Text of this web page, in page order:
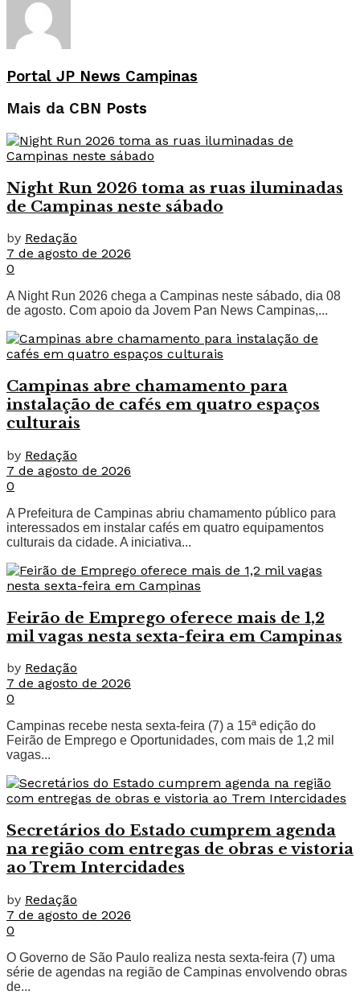
Portal JP News Campinas
Mais da CBN Posts
Night Run 2026 toma as ruas iluminadas
de Campinas neste sábado
by Redação
7 de agosto de 2026
0
A Night Run 2026 chega a Campinas neste sábado, dia 08
de agosto. Com apoio da Jovem Pan News Campinas,...
Campinas abre chamamento para
instalação de cafés em quatro espaços
culturais
by Redação
7 de agosto de 2026
0
A Prefeitura de Campinas abriu chamamento público para
interessados em instalar cafés em quatro equipamentos
culturais da cidade. A iniciativa...
Feirão de Emprego oferece mais de 1,2
mil vagas nesta sexta-feira em Campinas
by Redação
7 de agosto de 2026
0
Campinas recebe nesta sexta-feira (7) a 15ª edição do
Feirão de Emprego e Oportunidades, com mais de 1,2 mil
vagas...
Secretários do Estado cumprem agenda
na região com entregas de obras e vistoria
ao Trem Intercidades
by Redação
7 de agosto de 2026
0
O Governo de São Paulo realiza nesta sexta-feira (7) uma
série de agendas na região de Campinas envolvendo obras
de...